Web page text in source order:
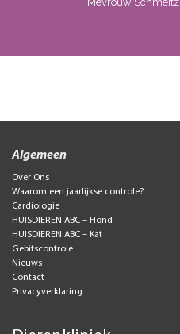
Algemeen
Over Ons
Waarom een jaarlijkse controle?
Cardiologie
HUISDIEREN ABC – Hond
HUISDIEREN ABC – Kat
Gebitscontrole
Nieuws
Contact
Privacyverklaring